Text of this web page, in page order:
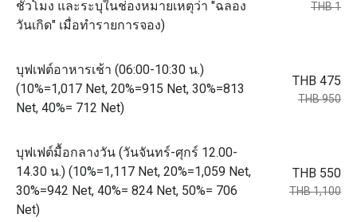
ชั่วโมง และระบุในช่องหมายเหตุว่า "ฉลอง
วันเกิด" เมื่อทำรายการจอง)
THB 1
บุฟเฟต์อาหารเช้า (06:00-10:30 น.)
(10%=1,017 Net, 20%=915 Net, 30%=813
Net, 40%= 712 Net)
THB 475
THB 950
บุฟเฟต์มื้อกลางวัน (วันจันทร์-ศุกร์ 12.00-
14.30 น.) (10%=1,117 Net, 20%=1,059 Net,
30%=942 Net, 40%= 824 Net, 50%= 706
Net)
THB 550
THB 1,100